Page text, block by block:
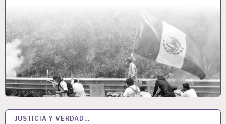
JUSTICIA Y VERDAD…
16 FEB 2024